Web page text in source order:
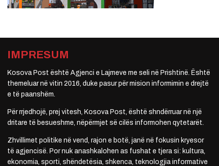
IMPRESUM
Kosova Post është Agjenci e Lajmeve me seli në Prishtinë. Është
themeluar në vitin 2016, duke pasur për mision informimin e drejtë
e të paanshëm.
Për rrjedhojë, prej vitesh, Kosova Post, është shndërruar në një
dritare të besueshme, nëpërmjet së cilës informohen qytetarët.
Zhvillimet politike në vend, rajon e botë, janë në fokusin kryesor
të agjencisë. Por nuk anashkalohen as fushat e tjera si: kultura,
ekonomia, sporti, shëndetësia, shkenca, teknologjia informative